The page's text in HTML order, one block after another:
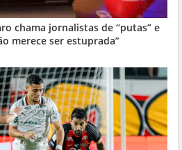
chama jornalistas de “putas” e
merece ser estuprada”